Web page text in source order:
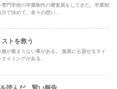
門学校の卒業制作の審査員をしてきた。卒業制
で決めて、各々の想い...
トを救う
服が集まらない事がある。 服屋にも貸せるタイ
タイミングがある...